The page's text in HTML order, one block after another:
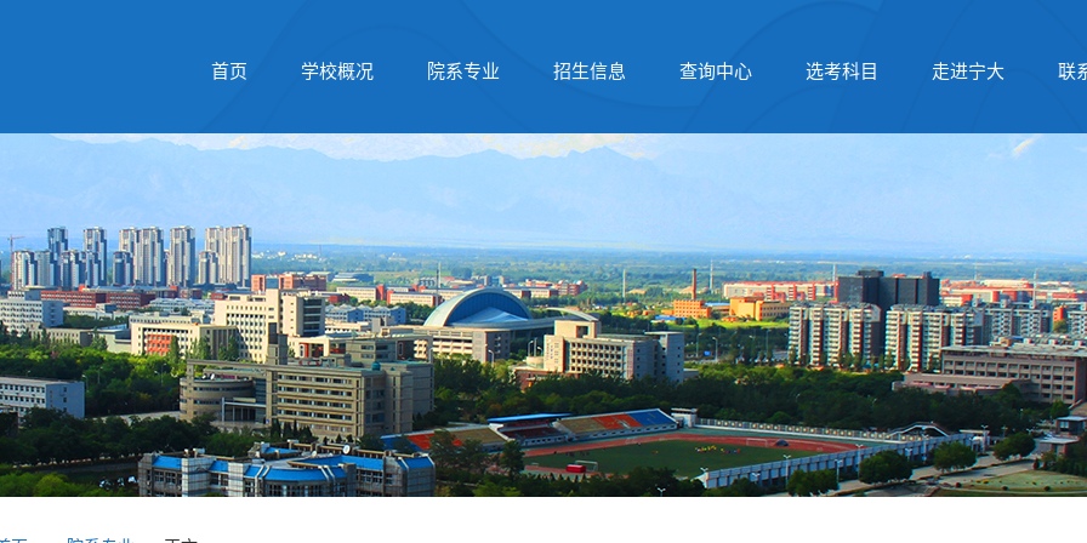
首页 学校概况 院系专业 招生信息 查询中心 选考科目 走进宁大 联